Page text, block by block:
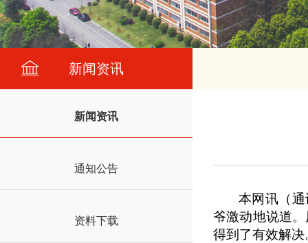
新闻资讯
新闻资讯
通知公告
资料下载
本网讯 （
爷激动地说道
得到了有效解决